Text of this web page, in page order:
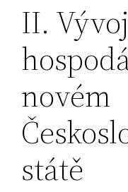
II. Vývoj
novém
státě